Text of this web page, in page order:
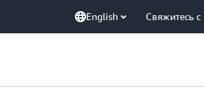
English Свяжитесь